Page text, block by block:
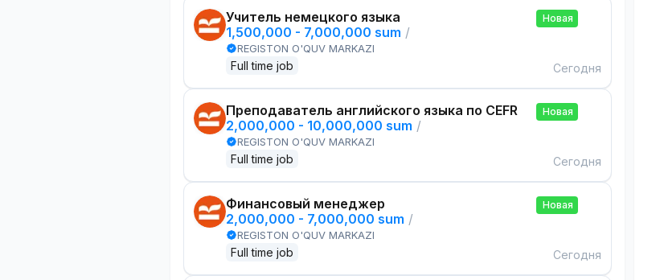
Учитель немецкого языка
1,500,000 - 7,000,000 sum /
REGISTON O'QUV MARKAZI
Full time job
Новая
Сегодня
Преподаватель английского языка по CEFR
2,000,000 - 10,000,000 sum /
REGISTON O'QUV MARKAZI
Full time job
Новая
Сегодня
Финансовый менеджер
2,000,000 - 7,000,000 sum /
REGISTON O'QUV MARKAZI
Full time job
Новая
Сегодня